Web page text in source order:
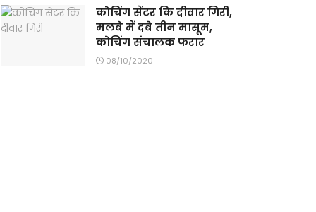
कोचिंग सेंटर कि दीवार गिरी,
मलबे में दबे तीन मासूम,
कोचिंग संचालक फरार
08/10/2020